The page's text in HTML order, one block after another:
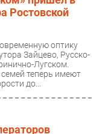
Ростовской
оптику
Зайцево, Русско-
Лугском.
теперь имеют
до...